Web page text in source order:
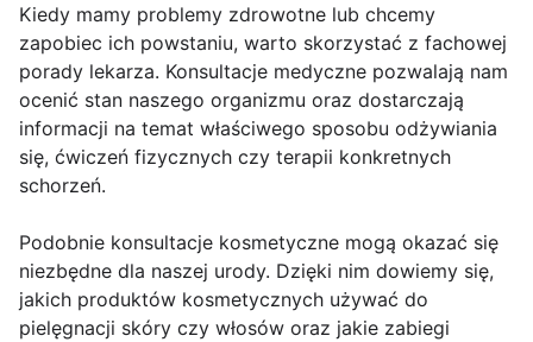
Kiedy mamy problemy zdrowotne lub chcemy
zapobiec ich powstaniu, warto skorzystać z fachowej
porady lekarza. Konsultacje medyczne pozwalają nam
ocenić stan naszego organizmu oraz dostarczają
informacji na temat właściwego sposobu odżywiania
się, ćwiczeń fizycznych czy terapii konkretnych
schorzeń.
Podobnie konsultacje kosmetyczne mogą okazać się
niezbędne dla naszej urody. Dzięki nim dowiemy się,
jakich produktów kosmetycznych używać do
pielęgnacji skóry czy włosów oraz jakie zabiegi